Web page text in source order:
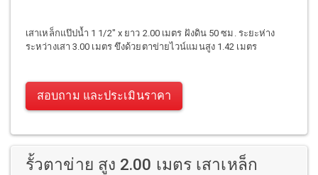
เสาเหล็กแป๊ปน้ำ 1 1/2" x ยาว 2.00 เมตร ฝังดิน 50 ซม. ระยะห่าง
ระหว่างเสา 3.00 เมตร ขึงด้วยตาข่ายไวน์แมนสูง 1.42 เมตร
สอบถาม และประเมินราคา
รั้วตาข่าย สูง 2.00 เมตร เสาเหล็ก